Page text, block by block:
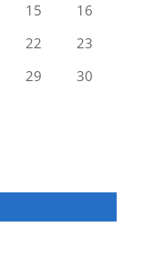
15
16
22
23
29
30